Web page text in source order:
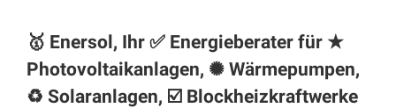
🥇 Enersol, Ihr ✅ Energieberater für ★
Photovoltaikanlagen, ✺ Wärmepumpen,
♻ Solaranlagen, ☑️ Blockheizkraftwerke